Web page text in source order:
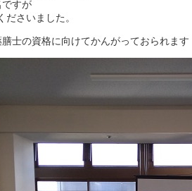
すが
ださいました。
士の資格に向けてかんがっておられま